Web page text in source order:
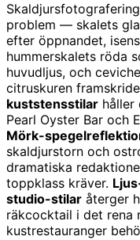
problem — skalets
efter öppnandet,
hummerskalets röda
huvudljus, och
citruskuren
kuststensstilar håller
Pearl Oyster Bar och
Mörk-
skaldjurstorn och
dramatiska
toppklass kräver.
studio-stilar återger
räkcocktail i det rena
kustrestauranger